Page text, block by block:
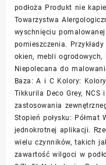
podłoża Produkt nie
Towarzystwa
wyschnięciu
pomieszczenia.
okien, mebli ogrodowych,
Niepolecana do
Baza: A i C Kolory:
Tikkurila Deco Grey,
zastosowania
Stopień połysku:
jednokrotnej aplikacji.
wielu czynników, takich
zawartość wilgoci w